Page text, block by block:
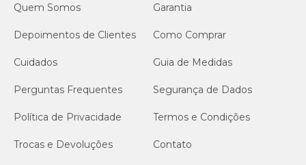
Quem Somos
Garantia
Depoimentos de Clientes Como Comprar
Cuidados Guia de Medidas
Perguntas Frequentes Segurança de Dados
Política de Privacidade Termos e Condições
Trocas e Devoluções Contato